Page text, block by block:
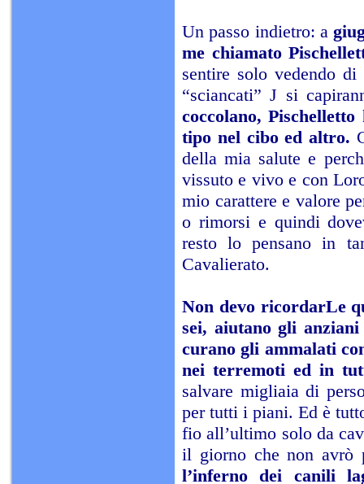
Un passo indietro: a
me chiamato
sentire solo vedendo
“sciancati” J si
coccolano,
tipo nel cibo ed altro.
della mia salute e
vissuto e vivo e con
mio carattere e valore
o rimorsi e quindi
resto lo pensano in
Cavalierato.
Non devo ricordarLe
sei, aiutano gli
curano gli ammalati
nei terremoti ed in
salvare migliaia di
per tutti i piani. Ed è
fio all’ultimo solo da
il giorno che non
l’inferno dei canili